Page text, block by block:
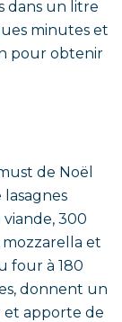
dans un litre
minutes et
pour obtenir
de Noël
300
et
four à 180
donnent un
apporte de